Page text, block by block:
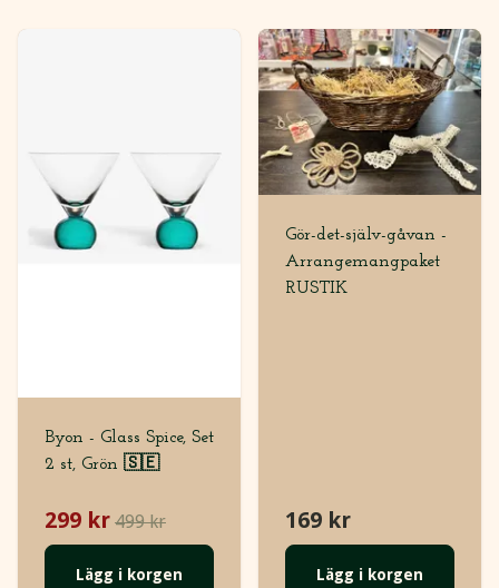
Byon - Glass Spice, Set
2 st, Grön 🇸🇪
299 kr 499 kr
Lägg i korgen
Gör-det-själv-gåvan -
Arrangemangpaket
RUSTIK
169 kr
Lägg i korgen